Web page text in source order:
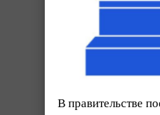
В правительстве